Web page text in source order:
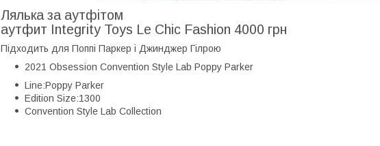
Лялька за аутфітом
аутфит Integrity Toys Le Chic Fashion 4000 грн
Підходить для Поппі Паркер і Джинджер Гілрою
2021 Obsession Convention Style Lab Poppy Parker
Line:Poppy Parker
Edition Size:1300
Convention Style Lab Collection